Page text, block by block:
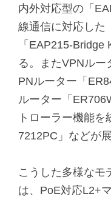
内外対応型の「
線通信に対応した
「EAP215-
る。またVPNルー
PNルーター「
ルーター「
トローラー機能
7212PC」などが
こうした多様なモ
は、PoE対応L2+